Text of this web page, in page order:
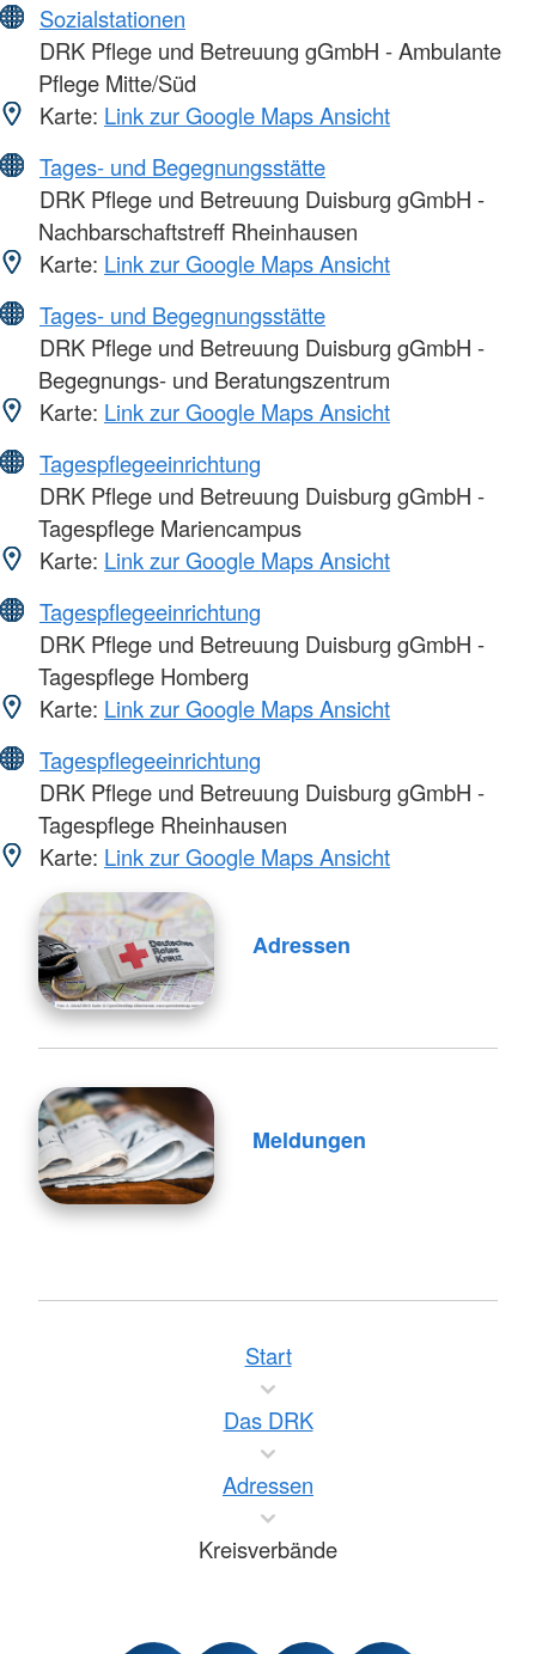
Sozialstationen
DRK Pflege und Betreuung gGmbH - Ambulante
Pflege Mitte/Süd
Karte: Link zur Google Maps Ansicht
Tages- und Begegnungsstätte
DRK Pflege und Betreuung Duisburg gGmbH -
Nachbarschaftstreff Rheinhausen
Karte: Link zur Google Maps Ansicht
Tages- und Begegnungsstätte
DRK Pflege und Betreuung Duisburg gGmbH -
Begegnungs- und Beratungszentrum
Karte: Link zur Google Maps Ansicht
Tagespflegeeinrichtung
DRK Pflege und Betreuung Duisburg gGmbH -
Tagespflege Mariencampus
Karte: Link zur Google Maps Ansicht
Tagespflegeeinrichtung
DRK Pflege und Betreuung Duisburg gGmbH -
Tagespflege Homberg
Karte: Link zur Google Maps Ansicht
Tagespflegeeinrichtung
DRK Pflege und Betreuung Duisburg gGmbH -
Tagespflege Rheinhausen
Karte: Link zur Google Maps Ansicht
Adressen
Meldungen
Start
Das DRK
Adressen
Kreisverbände